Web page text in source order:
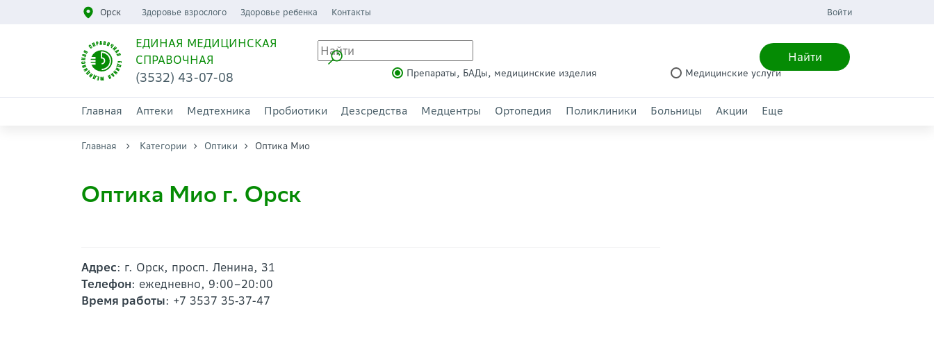
Орск Здоровье взрослого Здоровье ребенка Контакты Войти
ЕДИНАЯ МЕДИЦИНСКАЯ
СПРАВОЧНАЯ
(3532) 43-07-08
Найти
Препараты, БАДы, медицинские изделия Медицинские услуги
Главная Аптеки Медтехника Пробиотики Дезсредства Медцентры Ортопедия Поликлиники Больницы Акции Еще
Главная Категории Оптики Оптика Мио
Оптика Мио г. Орск
Адрес: г. Орск, просп. Ленина, 31
Телефон: ежедневно, 9:00–20:00
Время работы: +7 3537 35‑37-47